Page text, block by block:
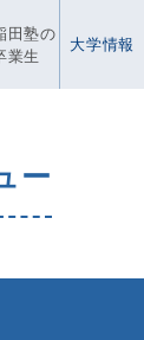
田塾の
業生
大学情報
ー